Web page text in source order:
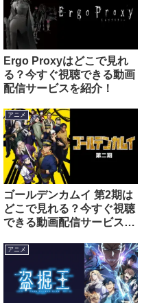
Ergo Proxyはどこで見れ
る？今すぐ視聴できる動画
配信サービスを紹介！
アニメ
ゴールデンカムイ 第2期は
どこで見れる？今すぐ視聴
できる動画配信サービスを
アニメ